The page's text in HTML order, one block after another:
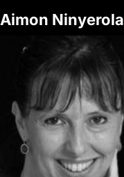
Aimon Ninyerola